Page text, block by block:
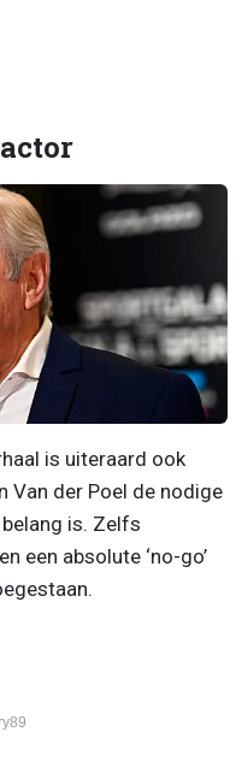
is uiteraard ook
Van der Poel de nodige
is. Zelfs
een absolute ‘no-go’